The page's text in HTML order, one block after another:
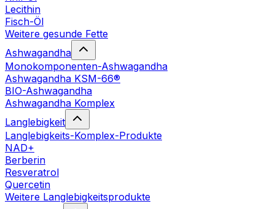
Lecithin
Fisch-Öl
Weitere gesunde Fette
Ashwagandha
Monokomponenten-Ashwagandha
Ashwagandha KSM-66®
BIO-Ashwagandha
Ashwagandha Komplex
Langlebigkeit
Langlebigkeits-Komplex-Produkte
NAD+
Berberin
Resveratrol
Quercetin
Weitere Langlebigkeitsprodukte